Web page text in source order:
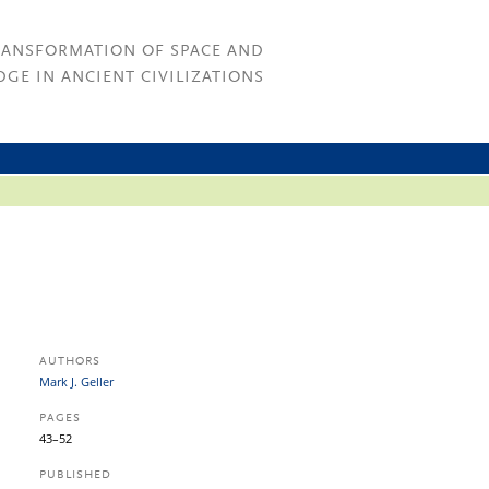
OF SPACE AND
IN ANCIENT CIVILIZATIONS
AUTHORS
Mark J. Geller
PAGES
43–52
PUBLISHED